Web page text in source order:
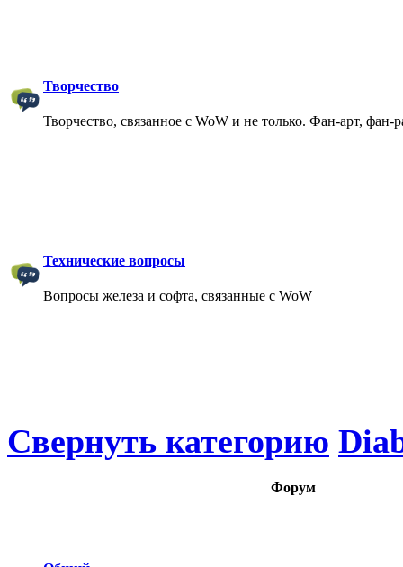
Творчество
Творчество, связанное с WoW и не только. Фан-арт, фан-
Технические вопросы
Вопросы железа и софта, связанные с WoW
Свернуть категорию
Форум